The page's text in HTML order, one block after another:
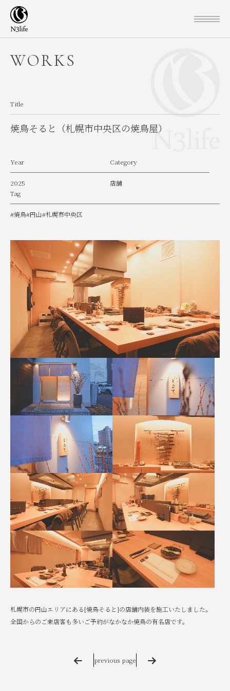
WORKS
Title
焼鳥そると（札幌市中央区の焼鳥屋）
Year
2025
Category
店舗
Tag
#焼鳥#円山#札幌市中央区
札幌市の円山エリアにある[焼鳥そると]の店舗内装を施工いたしました。
全国からのご来店客も多いご予約がなかなか焼鳥の有名店です。
previous page